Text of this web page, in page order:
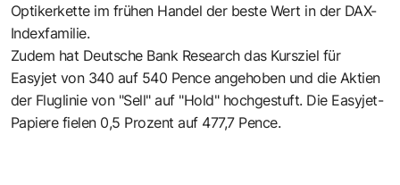
Optikerkette im frühen Handel der beste Wert in der DAX-
Indexfamilie.
Zudem hat Deutsche Bank Research das Kursziel für
Easyjet von 340 auf 540 Pence angehoben und die Aktien
der Fluglinie von "Sell" auf "Hold" hochgestuft. Die Easyjet-
Papiere fielen 0,5 Prozent auf 477,7 Pence.